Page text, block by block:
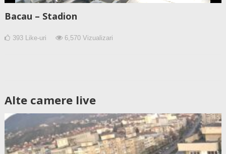
Bacau – Stadion
393 Like-uri 6,570Vizualizari
Alte camere live